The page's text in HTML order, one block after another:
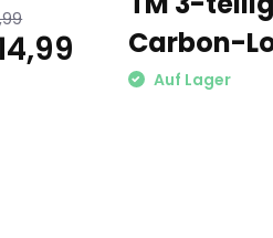
Carbon-
Auf Lager